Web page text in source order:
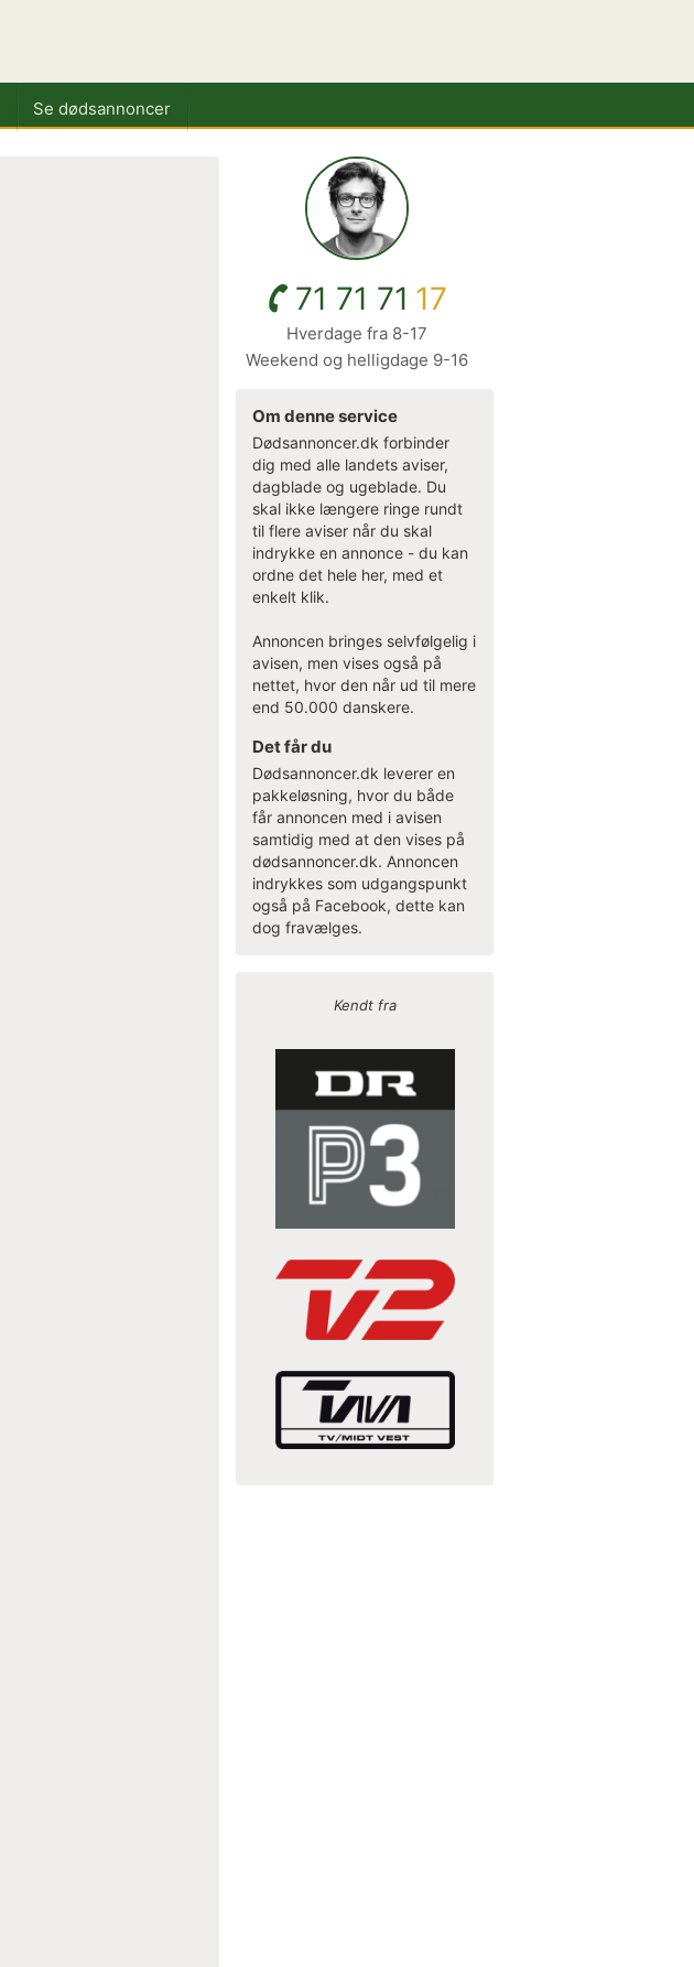
Se dødsannoncer
71 71 71 17
Hverdage fra 8-17
Weekend og helligdage 9-16
Om denne service
Dødsannoncer.dk forbinder
dig med alle landets aviser,
dagblade og ugeblade. Du
skal ikke længere ringe rundt
til flere aviser når du skal
indrykke en annonce - du kan
ordne det hele her, med et
enkelt klik.
Annoncen bringes selvfølgelig i
avisen, men vises også på
nettet, hvor den når ud til mere
end 50.000 danskere.
Det får du
Dødsannoncer.dk leverer en
pakkeløsning, hvor du både
får annoncen med i avisen
samtidig med at den vises på
dødsannoncer.dk. Annoncen
indrykkes som udgangspunkt
også på Facebook, dette kan
dog fravælges.
Kendt fra